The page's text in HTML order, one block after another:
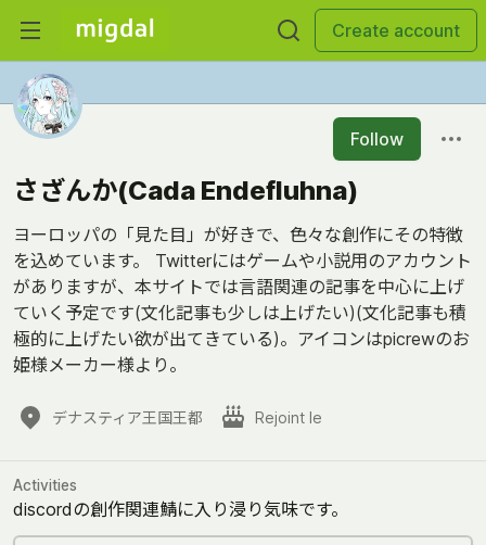
Create account
Follow
さざんか(Cada Endefluhna)
ヨーロッパの「見た目」が好きで、色々な創作にその特徴
を込めています。 Twitterにはゲームや小説用のアカウント
がありますが、本サイトでは言語関連の記事を中心に上げ
ていく予定です(文化記事も少しは上げたい)(文化記事も積
極的に上げたい欲が出てきている)。アイコンはpicrewのお
姫様メーカー様より。
デナスティア王国王都 Rejoint le
Activities
discordの創作関連鯖に入り浸り気味です。